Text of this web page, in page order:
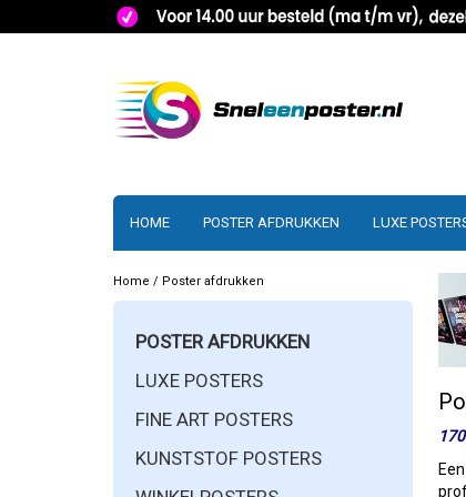
HOME POSTER AFDRUKKEN LUXE
Home / Poster afdrukken
POSTER AFDRUKKEN
LUXE POSTERS
FINE ART POSTERS
KUNSTSTOF POSTERS